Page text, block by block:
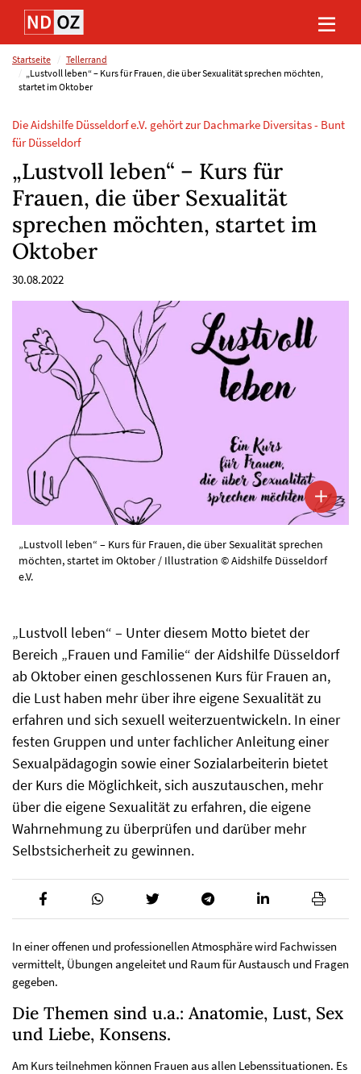
Direkt
Inhalt
(Eingabetaste)
Direkt
Hauptmenu
(Eingabetaste)
Direkt
Suche
(Eingabetaste)
Direkt
Footer
(Eingabetaste)
Startseite
Tellerrand
„Lustvoll leben“ – Kurs für Frauen, die über Sexualität sprechen möchten,
startet im Oktober
Die Aidshilfe Düsseldorf e.V. gehört zur Dachmarke Diversitas - Bunt
für Düsseldorf
„Lustvoll leben“ – Kurs für
Frauen, die über Sexualität
sprechen möchten, startet im
Oktober
30.08.2022
„Lustvoll leben“ – Kurs für Frauen, die über Sexualität sprechen
möchten, startet im Oktober / Illustration © Aidshilfe Düsseldorf
e.V.
„Lustvoll leben“ – Unter diesem Motto bietet der
Bereich „Frauen und Familie“ der Aidshilfe Düsseldorf
ab Oktober einen geschlossenen Kurs für Frauen an,
die Lust haben mehr über ihre eigene Sexualität zu
erfahren und sich sexuell weiterzuentwickeln. In einer
festen Gruppen und unter fachlicher Anleitung einer
Sexualpädagogin sowie einer Sozialarbeiterin bietet
der Kurs die Möglichkeit, sich auszutauschen, mehr
über die eigene Sexualität zu erfahren, die eigene
Wahrnehmung zu überprüfen und darüber mehr
Selbstsicherheit zu gewinnen.
In einer offenen und professionellen Atmosphäre wird Fachwissen
vermittelt, Übungen angeleitet und Raum für Austausch und Fragen
gegeben.
Die Themen sind u.a.: Anatomie, Lust, Sex
und Liebe, Konsens.
Am Kurs teilnehmen können Frauen aus allen Lebenssituationen. Es